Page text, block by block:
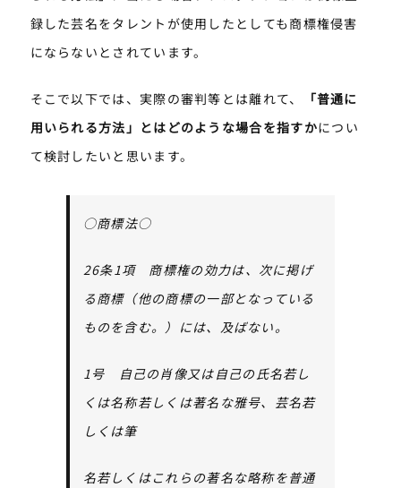
録した芸名をタレントが使用したとしても商標権侵害
にならないとされています。
そこで以下では、実際の審判等とは離れて、
「普通に
用いられる方法」とはどのような場合を指すかについ
て検討したいと思います。
○商標法○
26条1項 商標権の効力は、次に掲げ
る商標（他の商標の一部となっている
ものを含む。）には、及ばない。
1号 自己の肖像又は自己の氏名若し
くは名称若しくは著名な雅号、芸名若
しくは筆
名若しくはこれらの著名な略称を普通